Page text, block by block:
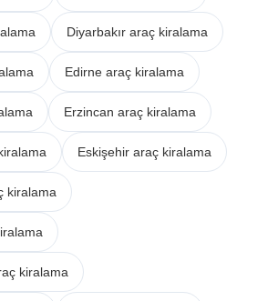
Diyarbakır araç kiralama
Edirne araç kiralama
Erzincan araç kiralama
Eskişehir araç kiralama
kiralama
kiralama